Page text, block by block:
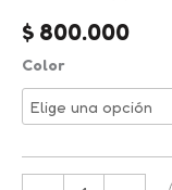
$ 800.000
Color
14
4G
cantidad